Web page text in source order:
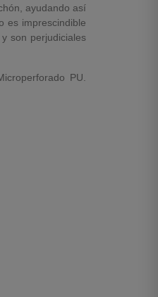
ayudando así
es imprescindible
son perjudiciales
PU.